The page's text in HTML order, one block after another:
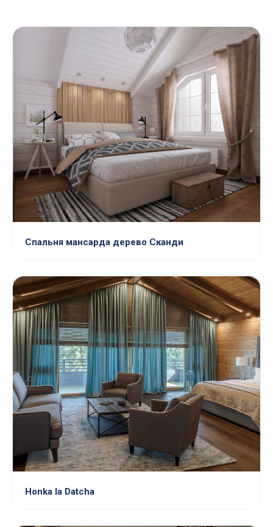
Спальня мансарда дерево Сканди
Honka la Datcha